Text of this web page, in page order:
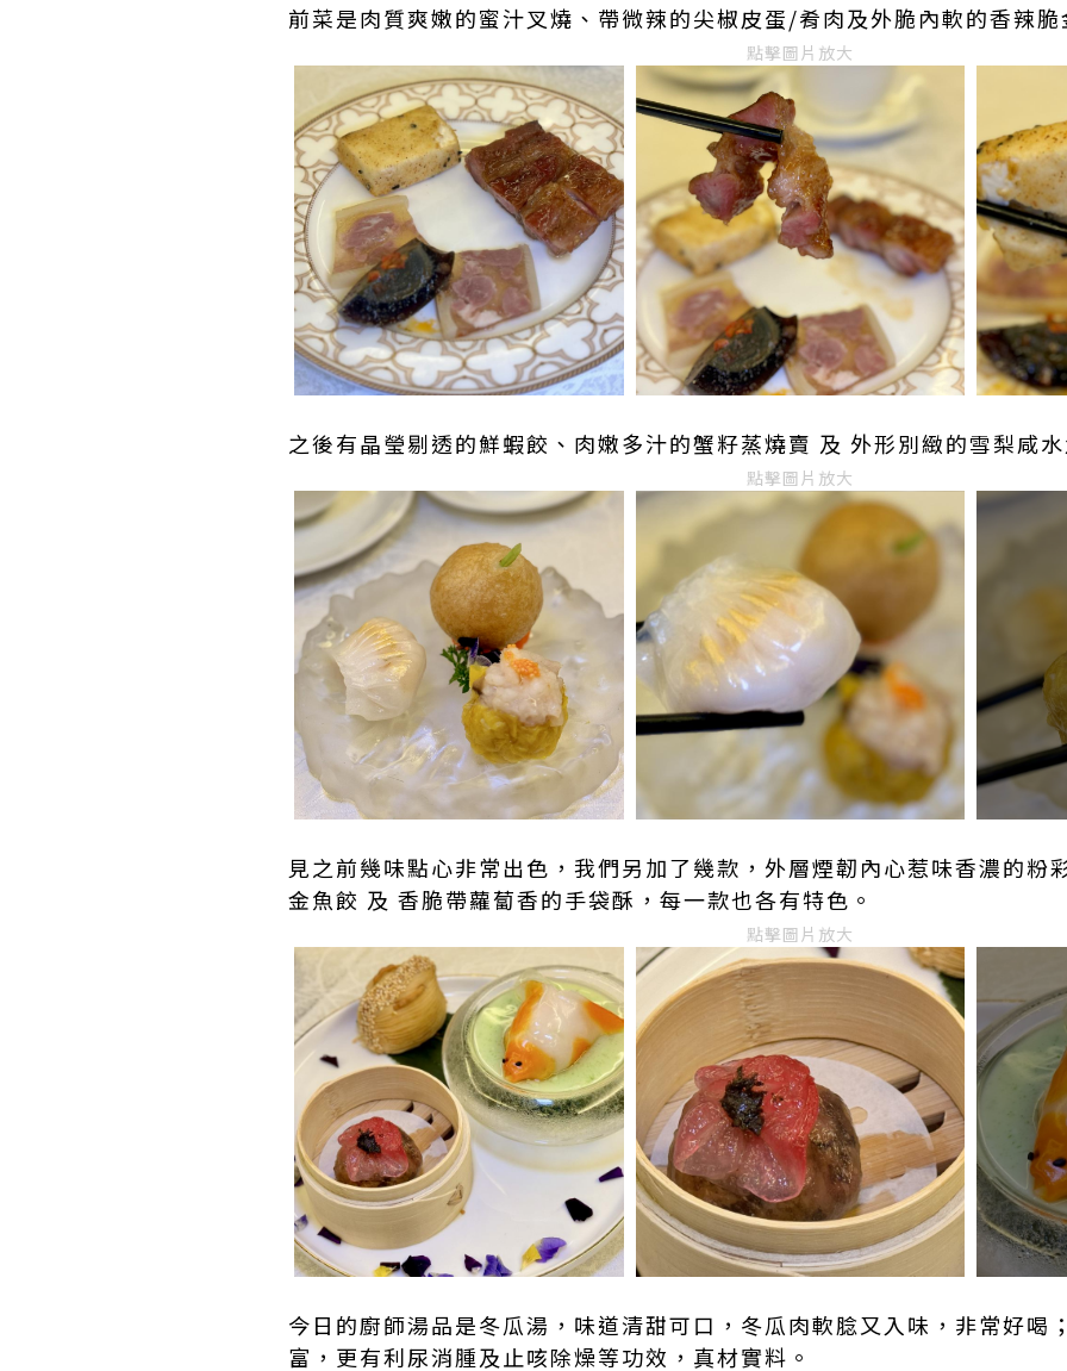
前菜是肉質爽嫩的蜜汁叉燒、帶微辣的尖椒皮蛋/肴肉及外脆內軟的香辣
點擊圖片放大
之後有晶瑩剔透的鮮蝦餃、肉嫩多汁的蟹籽蒸燒賣 及 外形別緻的雪梨咸
點擊圖片放大
見之前幾味點心非常出色，我們另加了幾款，外層煙韌內心惹味香濃的粉
金魚餃 及 香脆帶蘿蔔香的手袋酥，每一款也各有特色。
點擊圖片放大
今日的廚師湯品是冬瓜湯，味道清甜可口，冬瓜肉軟腍又入味，非常好喝
富，更有利尿消腫及止咳除燥等功效，真材實料。